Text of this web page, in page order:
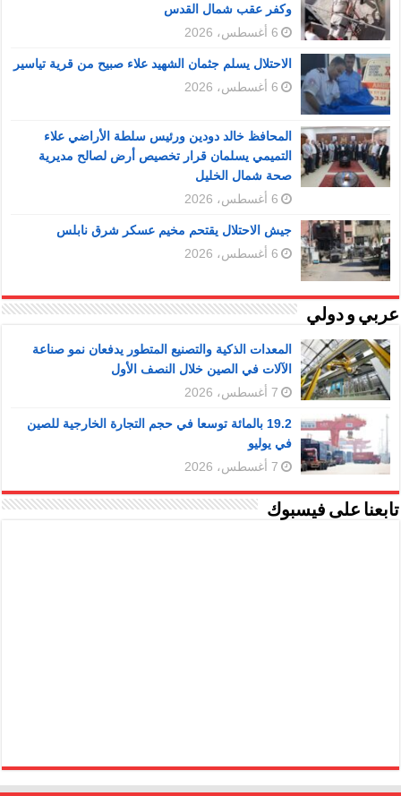
وكفر عقب شمال القدس
6 أغسطس، 2026
الاحتلال يسلم جثمان الشهيد علاء صبيح من قرية تياسير
6 أغسطس، 2026
المحافظ خالد دودين ورئيس سلطة الأراضي علاء
التميمي يسلمان قرار تخصيص أرض لصالح مديرية
صحة شمال الخليل
6 أغسطس، 2026
جيش الاحتلال يقتحم مخيم عسكر شرق نابلس
6 أغسطس، 2026
عربي و دولي
المعدات الذكية والتصنيع المتطور يدفعان نمو صناعة
الآلات في الصين خلال النصف الأول
7 أغسطس، 2026
19.2 بالمائة توسعا في حجم التجارة الخارجية للصين
في يوليو
7 أغسطس، 2026
تابعنا على فيسبوك